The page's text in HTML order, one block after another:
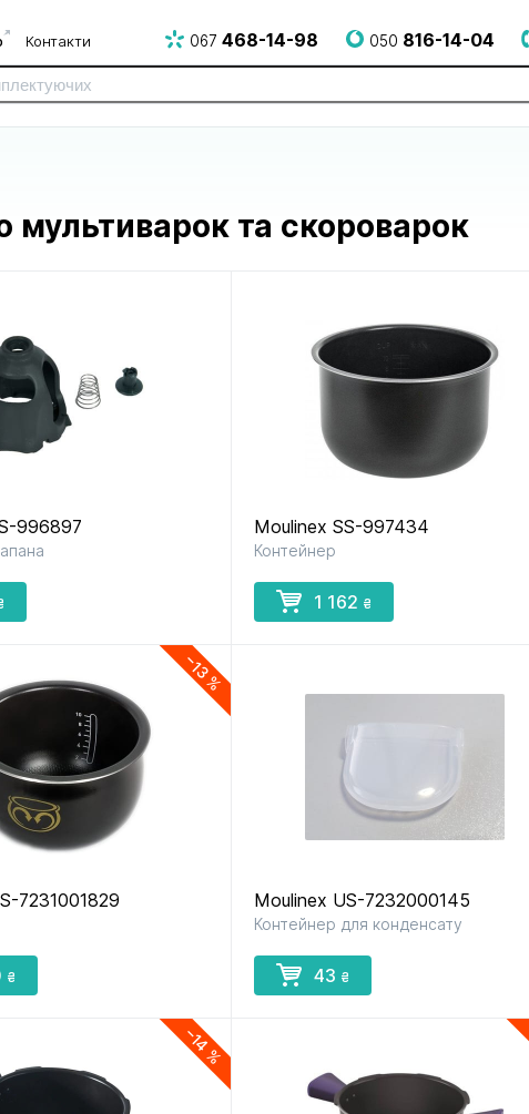
до електро
і НВЧ печей
до електрогрилів
до епіляторів
мультиварок
до м’ясорубок
до фенів
Контакти 067 468-14-98 050 816-14-04
мультиварок та скороварок
996897 Moulinex SS-997434
Контейнер
1 162 ₴
7231001829
₴
−13 %
Moulinex US-7232000145
Контейнер для конденсату
43 ₴
−14 %